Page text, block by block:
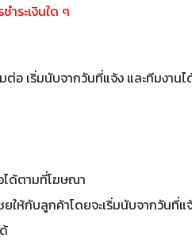
ระเงินใด ๆ
ต่อ เริ่มนับจากวันที่แจ้ง และทีมง
ได้ตามที่โฆษณา
ให้กับลูกค้าโดยจะเริ่มนับจากวันที่